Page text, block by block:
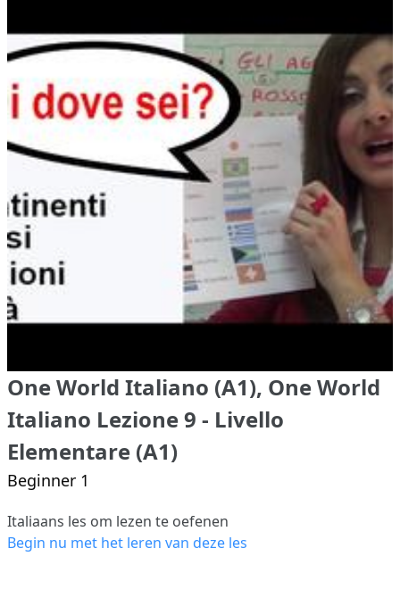
One World Italiano (A1), One World
Italiano Lezione 9 - Livello
Elementare (A1)
Beginner 1
Italiaans les om lezen te oefenen
Begin nu met het leren van deze les